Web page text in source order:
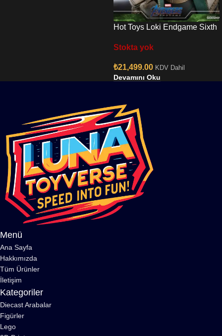
Hot Toys Loki Endgame Sixth
Stokta yok
₺21,499.00 KDV Dahil
Devamını Oku
Menü
Ana Sayfa
Hakkımızda
Tüm Ürünler
İletişim
Kategoriler
Diecast Arabalar
Figürler
Lego